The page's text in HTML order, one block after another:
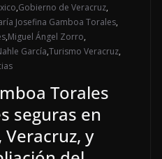
,Gobierno de Veracruz,
Josefina Gamboa Torales,
,Miguel Ángel Zorro,
García,Turismo Veracruz,
Torales
seguras en
Veracruz, y